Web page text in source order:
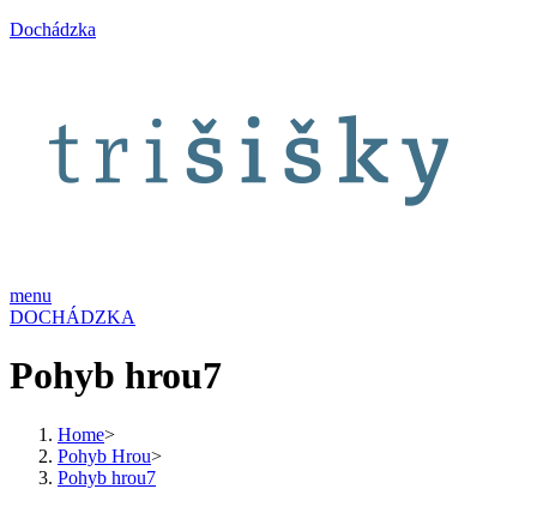
Dochádzka
menu
DOCHÁDZKA
Pohyb hrou7
Home>
Pohyb Hrou>
Pohyb hrou7